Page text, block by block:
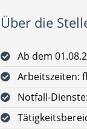
Über die
Ab dem
Arbeitszeiten:
Notfall-